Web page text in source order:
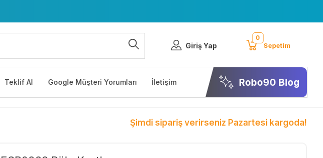
Giriş Yap
0
Sepetim
Teklif Al Google Müşteri Yorumları İletişim Robo90 Blog
Şimdi sipariş verirseniz Pazartesi kargoda!